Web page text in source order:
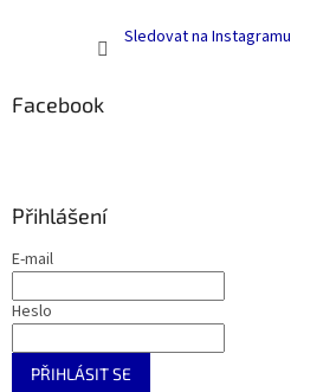
Sledovat na Instagramu
Facebook
Přihlášení
E-mail
Heslo
PŘIHLÁSIT SE